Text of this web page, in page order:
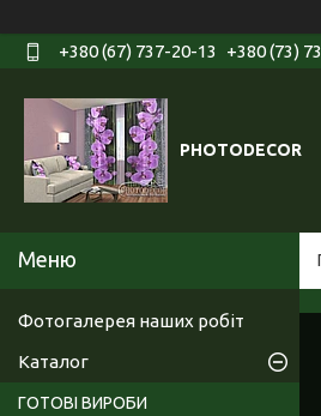
+380 (67) 737-20-13 +380 (73)
PHOTODECOR
Фотогалерея наших робіт
Каталог
ГОТОВІ ВИРОБИ